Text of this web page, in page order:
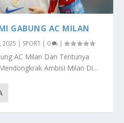
GABUNG AC MILAN
2025 | SPORT | 0 |
AC Milan Dan Tentunya
Ambisi Milan Di...